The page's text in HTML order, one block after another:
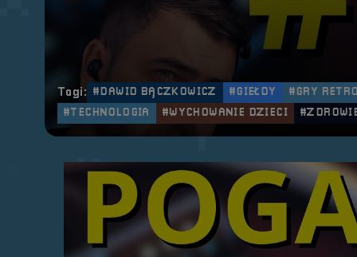
Tagi: #DAWID BĄCZKOWICZ #GIEŁDY
#GRY
#TECHNOLOGIA
#WYCHOWANIE DZIECI